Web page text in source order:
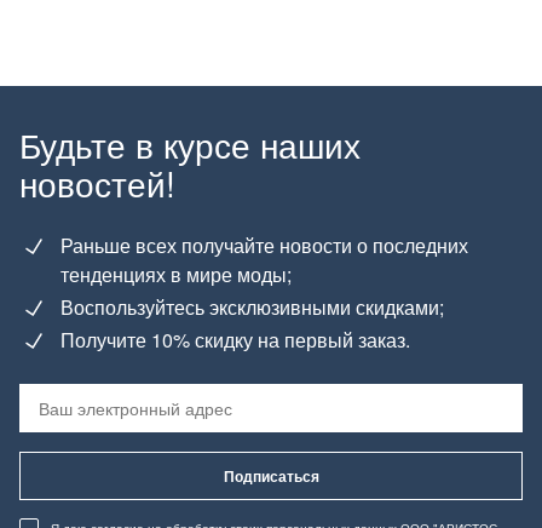
Будьте в курсе наших
новостей!
Раньше всех получайте новости о последних
тенденциях в мире моды;
Воспользуйтесь эксклюзивными скидками;
Получите 10% скидку на первый заказ.
Подписаться